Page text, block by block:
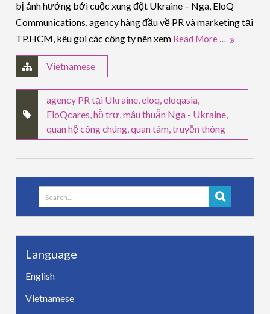
bị ảnh hưởng bởi cuộc xung đột Ukraine – Nga, EloQ
Communications, agency hàng đầu về PR và marketing tại
TP.HCM, kêu gọi các công ty nên xem Read More …
Vietnamese
agency PR tại Ukraine ,eloq ,eloqasia
EloQcares ,hỗ trợ ,mâu thuẫn Nga - Ukraine
quan hệ công chúng ,quan tâm ,truyền thông
Search
for:
Language
English
Vietnamese